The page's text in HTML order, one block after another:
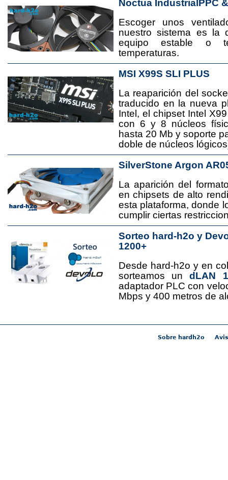
Noctua IndustrialPPC
Escoger unos
nuestro sistema es la
equipo estable o
temperaturas.
MSI X99S SLI PLUS
La reaparición del
traducido en la nueva
Intel, el chipset Intel
con 6 y 8 núcleos
hasta 20 Mb y soporte
doble de núcleos
SilverStone Argon
La aparición del
en chipsets de alto
esta plataforma, donde
cumplir ciertas
Sorteo hard-h2o y
1200+
Desde hard-h2o y en
sorteamos undLAN
adaptador PLC con
Mbps y 400 metros de
Sobre hardh2o